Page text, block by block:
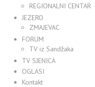
REGIONALNI CENTAR
JEZERO
ZMAJEVAC
FORUM
TV iz Sandžaka
TV SJENICA
OGLASI
Kontakt